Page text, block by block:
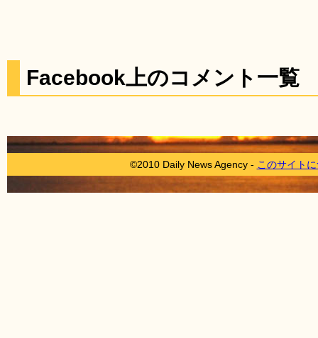
Facebook上のコメント一覧
©2010 Daily News Agency - このサイト